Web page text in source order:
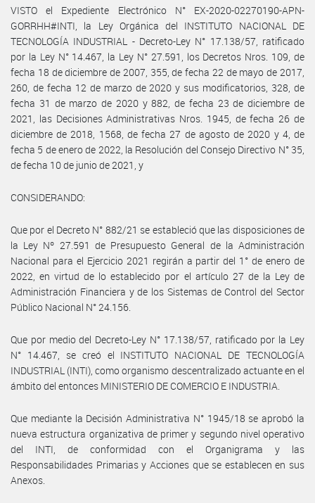
VISTO el Expediente Electrónico N° EX-2020-02270190-APN-
GORRHH#INTI, la Ley Orgánica del INSTITUTO NACIONAL DE
TECNOLOGÍA INDUSTRIAL - Decreto-Ley N° 17.138/57, ratificado
por la Ley N° 14.467, la Ley N° 27.591, los Decretos Nros. 109, de
fecha 18 de diciembre de 2007, 355, de fecha 22 de mayo de 2017,
260, de fecha 12 de marzo de 2020 y sus modificatorios, 328, de
fecha 31 de marzo de 2020 y 882, de fecha 23 de diciembre de
2021, las Decisiones Administrativas Nros. 1945, de fecha 26 de
diciembre de 2018, 1568, de fecha 27 de agosto de 2020 y 4, de
fecha 5 de enero de 2022, la Resolución del Consejo Directivo N° 35,
de fecha 10 de junio de 2021, y
CONSIDERANDO:
Que por el Decreto N° 882/21 se estableció que las disposiciones de
la Ley Nº 27.591 de Presupuesto General de la Administración
Nacional para el Ejercicio 2021 regirán a partir del 1° de enero de
2022, en virtud de lo establecido por el artículo 27 de la Ley de
Administración Financiera y de los Sistemas de Control del Sector
Público Nacional N° 24.156.
Que por medio del Decreto-Ley N° 17.138/57, ratificado por la Ley
N° 14.467, se creó el INSTITUTO NACIONAL DE TECNOLOGÍA
INDUSTRIAL (INTI), como organismo descentralizado actuante en el
ámbito del entonces MINISTERIO DE COMERCIO E INDUSTRIA.
Que mediante la Decisión Administrativa N° 1945/18 se aprobó la
nueva estructura organizativa de primer y segundo nivel operativo
del INTI, de conformidad con el Organigrama y las
Responsabilidades Primarias y Acciones que se establecen en sus
Anexos.